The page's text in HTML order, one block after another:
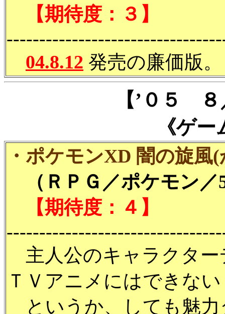
【期待度：３】
04.8.12 発売の廉価版。
【’０５
《ゲ
・ポケモンXD 闇の旋
（ＲＰＧ／ポケモン／
【期待度：４】
主人公のキャラクター
ＴＶアニメにはできない
というか、しても魅力